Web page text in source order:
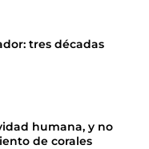
tres décadas
humana, y no
de corales